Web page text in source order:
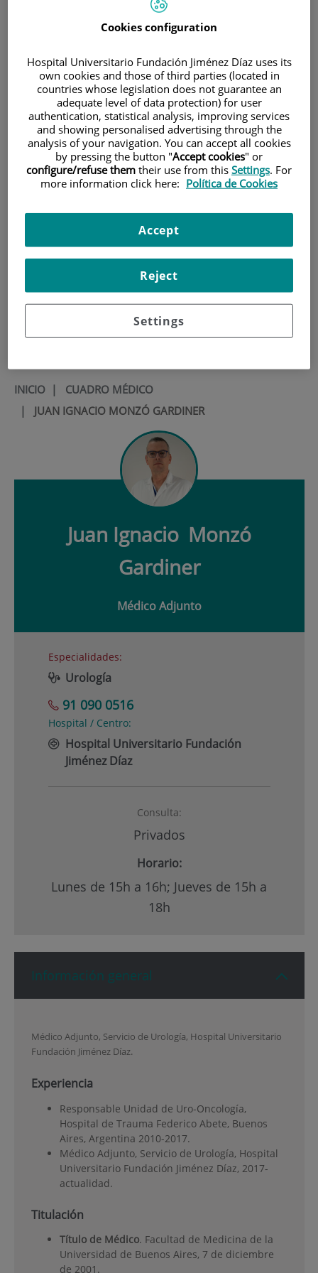
Investigación
900 301 013
INICIO| CUADRO MÉDICO
| JUAN IGNACIO MONZÓ GARDINER
Juan Ignacio Monzó
Gardiner
Médico Adjunto
Especialidades:
Urología
91 090 0516
Hospital / Centro:
Hospital Universitario Fundación
Jiménez Díaz
Consulta:
Privados
Horario:
Lunes de 15h a 16h; Jueves de 15h a
18h
Información general
Médico Adjunto, Servicio de Urología, Hospital Universitario
Fundación Jiménez Díaz.
Experiencia
Responsable Unidad de Uro-Oncología,
Hospital de Trauma Federico Abete, Buenos
Aires, Argentina 2010-2017.
Médico Adjunto, Servicio de Urología, Hospital
Universitario Fundación Jiménez Díaz, 2017-
actualidad.
Titulación
Título de Médico. Facultad de Medicina de la
Universidad de Buenos Aires, 7 de diciembre
de 2001.
Cookies configuration
Hospital Universitario Fundación Jiménez Díaz uses its
own cookies and those of third parties (located in
countries whose legislation does not guarantee an
adequate level of data protection) for user
authentication, statistical analysis, improving services
and showing personalised advertising through the
analysis of your navigation. You can accept all cookies
by pressing the button "Accept cookies" or
configure/refuse them their use from this Settings. For
more information click here: Política de Cookies
Settings
Reject
Accept